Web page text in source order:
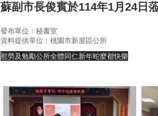
蘇副市長俊賓於114年1月24日
發布單位：秘書室
資料提供單位：桃園市新屋區公所
慰勞及勉勵公所全體同仁新年蛇麼都快樂